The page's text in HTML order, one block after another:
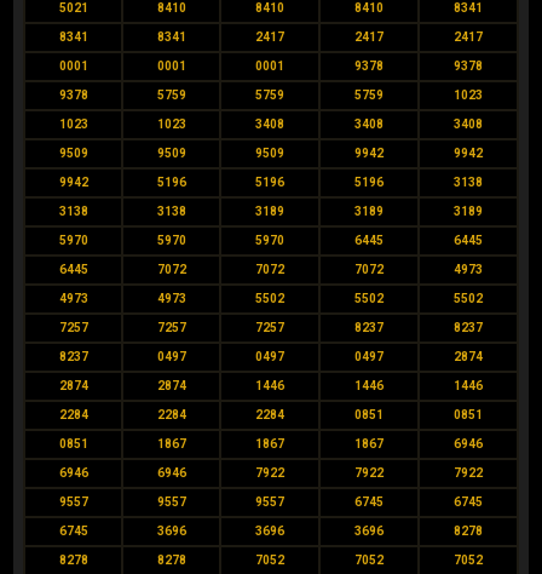
5021 8410 8410 8410 8341
8341 8341 2417 2417 2417
0001 0001 0001 9378 9378
9378 5759 5759 5759 1023
1023 1023 3408 3408 3408
9509 9509 9509 9942 9942
9942 5196 5196 5196 3138
3138 3138 3189 3189 3189
5970 5970 5970 6445 6445
6445 7072 7072 7072 4973
4973 4973 5502 5502 5502
7257 7257 7257 8237 8237
8237 0497 0497 0497 2874
2874 2874 1446 1446 1446
2284 2284 2284 0851 0851
0851 1867 1867 1867 6946
6946 6946 7922 7922 7922
9557 9557 9557 6745 6745
6745 3696 3696 3696 8278
8278 8278 7052 7052 7052